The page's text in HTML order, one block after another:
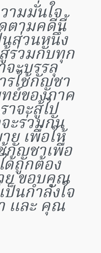
ามมั่นใจ
ตามคดีนี้
ส่วนหนึ่ง
ร่วมกับทุก
ะบรรลุ
รใช้กัญชา
ย์ของภาค
าจะสู้ไป
ะร่วมกัน
ย เพื่อให้
กัญชาเพื่อ
ด้ถูกต้อง
ย ขอบคุณ
นกำลังใจ
และ คุณ